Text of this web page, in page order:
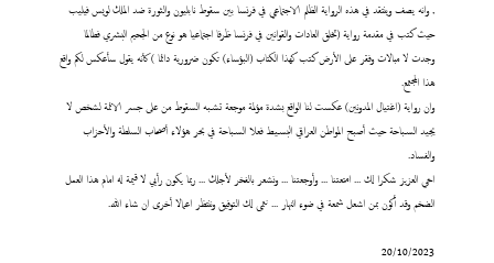
, وانه يصف وينتقد في هذه الرواية الظلم الاجتماعي في فرنسا بين سقوط نابليون والثورة ضد الملك لويس فيليب
حيث كتب في مقدمة رواية (تخلق العادات والقوانين في فرنسا ظرفا اجتماعيا هو نوع من الجحيم البشري فطالما
وجدت لا مبالات وفقر على الأرض كتب كهذا الكتاب (البؤساء) تكون ضرورية دائما ) كأنه يقول سأعكس لكم واقع
هذا المجتمع.
وان رواية (اغتيال المدونين) عكست لنا الواقع بشدة مؤلمة موجعة تشبه السقوط من على جسر الائمة لشخص لا
يجيد السباحة حيث أصبح المواطن العراقي البسيط فعلا السباحة في بحر هؤلاء أصحاب السلطة والأحزاب
والفساد.
اخي العزيز شكرا لك ... امتعتنا ... وأوجعتنا ... ونشعر بالفخر لأجلك ... ربما يكون رأيي لا قيمة له امام هذا العمل
الضخم وقد أكون بمن اشعل شمعة في ضوء النهار ... نتمى لك التوفيق وننتظر اعمالا أخرى ان شاء الله.
20/10/2023